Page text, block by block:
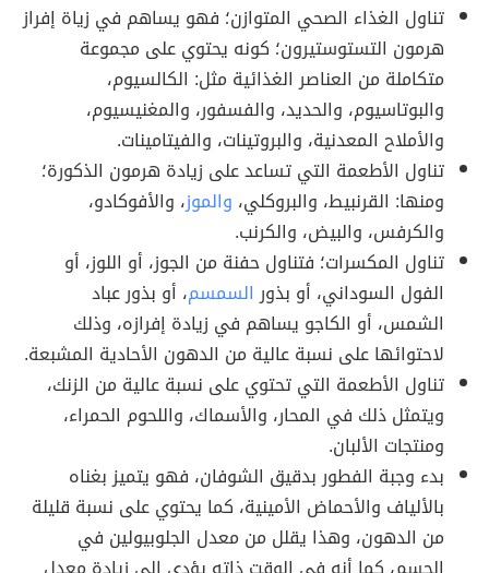
تناول الغذاء الصحي المتوازن؛ فهو يساهم في زياة إفراز
هرمون التستوستيرون؛ كونه يحتوي على مجموعة
متكاملة من العناصر الغذائية مثل: الكالسيوم،
والبوتاسيوم، والحديد، والفسفور، والمغنيسيوم،
والأملاح المعدنية، والبروتينات، والفيتامينات.
تناول الأطعمة التي تساعد على زيادة هرمون الذكورة؛
ومنها: القرنبيط، والبروكلي، والموز، والأفوكادو،
والكرفس، والبيض، والكرنب.
تناول المكسرات؛ فتناول حفنة من الجوز، أو اللوز، أو
الفول السوداني، أو بذورالسمسم، أو بذور عباد
الشمس، أو الكاجو يساهم في زيادة إفرازه، وذلك
لاحتوائها على نسبة عالية من الدهون الأحادية المشبعة.
تناول الأطعمة التي تحتوي على نسبة عالية من الزنك،
ويتمثل ذلك في المحار، والأسماك، واللحوم الحمراء،
ومنتجات الألبان.
بدء وجبة الفطور بدقيق الشوفان، فهو يتميز بغناه
بالألياف والأحماض الأمينية، كما يحتوي على نسبة قليلة
من الدهون، وهذا يقلل من معدل الجلوبيولين في